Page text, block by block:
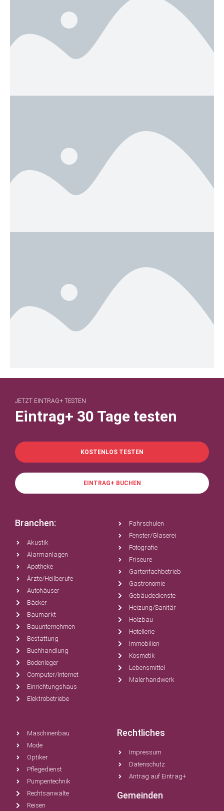
JETZT EINTRAG+ TESTEN
Eintrag+ 30 Tage testen
KOSTENLOS TESTEN
EINTRAG+ BUCHEN
Branchen:
Akustik
Alarmanlagen
Apotheke
Ärzte/Heilberufe
Autohäuser
Bäcker
Baumarkt
Bauunternehmen
Bestattung
Buchhandlung
Bodenleger
Computer/Internet
Einrichtungshaus
Elektrobetriebe
Fahrschulen
Fenster/Glaserei
Fotografie
Friseure
Gartenfachbetrieb
Gastronomie
Gebäudedienste
Heizung/Sanitär
Holzbau
Hotellerie
Immobilien
Kosmetik
Lebensmittel
Malerhandwerk
Maschinenbau
Mode
Optiker
Pflegedienst
Pumpentechnik
Rechtsanwälte
Reisen
Rechtliches
Impressum
Datenschutz
Antrag auf Eintrag+
Gemeinden